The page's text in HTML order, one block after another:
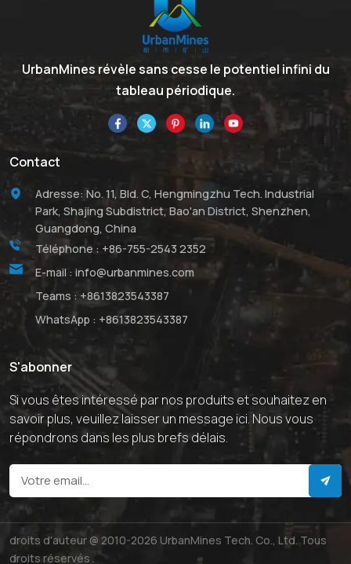
UrbanMines révèle sans cesse le potentiel infini du
tableau périodique.
Contact
Adresse: No. 11, Bld. C, Hengmingzhu Tech. Industrial
Park, Shajing Subdistrict, Bao'an District, Shenzhen,
Guangdong, China
Téléphone : +86-755-2543 2352
E-mail : info@urbanmines.com
Teams : +8613823543387
WhatsApp : +8613823543387
S'abonner
Si vous êtes intéressé par nos produits et souhaitez en
savoir plus, veuillez laisser un message ici. Nous vous
répondrons dans les plus brefs délais.
droits d'auteur @ 2010-2026 UrbanMines Tech. Co., Ltd. Tous
droits réservés .